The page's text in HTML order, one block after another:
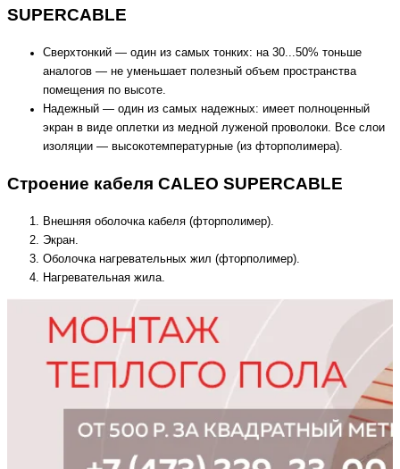
SUPERCABLE
Сверхтонкий — один из самых тонких: на 30...50% тоньше
аналогов — не уменьшает полезный объем пространства
помещения по высоте.
Надежный — один из самых надежных: имеет полноценный
экран в виде оплетки из медной луженой проволоки. Все слои
изоляции — высокотемпературные (из фторполимера).
Строение кабеля CALEO SUPERCABLE
Внешняя оболочка кабеля (фторполимер).
Экран.
Оболочка нагревательных жил (фторполимер).
Нагревательная жила.